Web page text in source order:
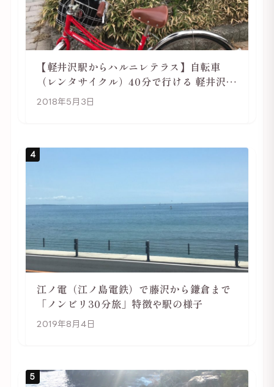
【軽井沢駅からハルニレテラス】自転車
（レンタサイクル）40分で行ける 軽井沢旅
行は自転車利用がおススメ
2018年5月3日
4
江ノ電（江ノ島電鉄）で藤沢から鎌倉まで
「ノンビリ30分旅」特徴や駅の様子
2019年8月4日
5